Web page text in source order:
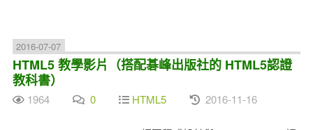
2016-07-07
HTML5 教學影片（搭配碁峰出版社的 HTML5認證
教科書）
1964 0 HTML5 2016-11-16